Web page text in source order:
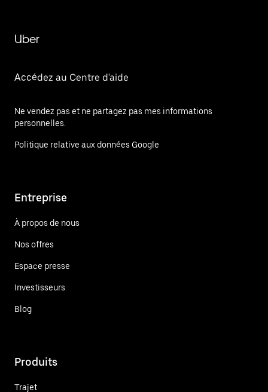
Uber
Accédez au Centre d'aide
Ne vendez pas et ne partagez pas mes informations
personnelles.
Politique relative aux données Google
Entreprise
À propos de nous
Nos offres
Espace presse
Investisseurs
Blog
Produits
Trajet